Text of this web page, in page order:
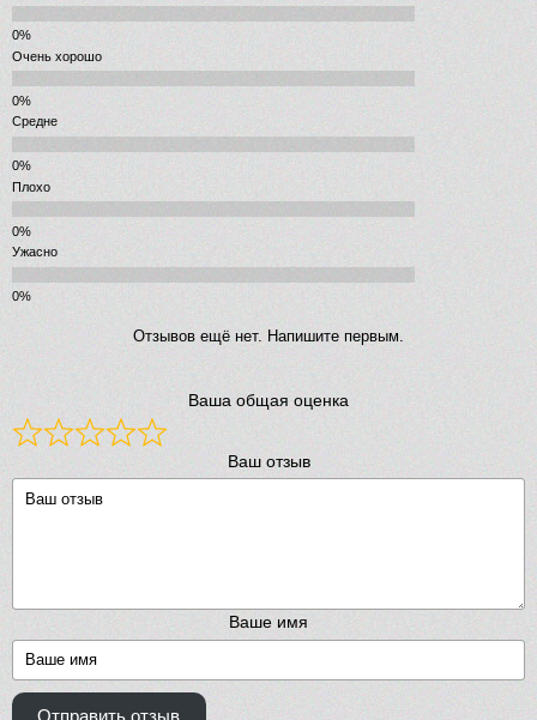
Очень хорошо
Средне
Плохо
Ужасно
Отзывов ещё нет. Напишите первым.
Ваша общая оценка
Ваш отзыв
Ваше имя
Отправить отзыв